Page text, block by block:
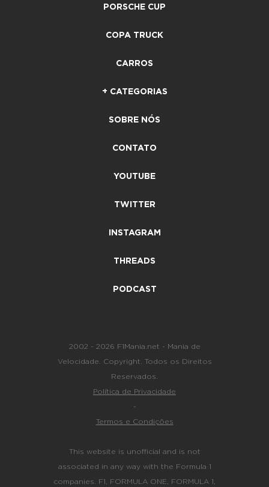
PORSCHE CUP
COPA TRUCK
CARROS
+ CATEGORIAS
SOBRE NÓS
CONTATO
YOUTUBE
TWITTER
INSTAGRAM
THREADS
PODCAST
2002 - 2026 F1Mania.net - Mania de
Velocidade. Copyright. Todos os Direitos
Reservados.
Política de Privacidade
-
Termos e Condições
This website is unofficial and is not
associated in any way with the Formula 1
companies. F1, FORMULA ONE, FORMULA 1,